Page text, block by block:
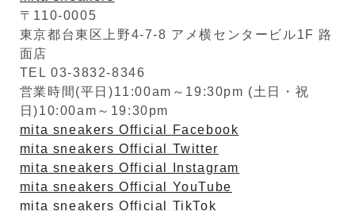
〒110-0005
東京都台東区上野4-7-8 アメ横センタービル1F 路
面店
TEL 03-3832-8346
営業時間(平日)11:00am～19:30pm (土日・祝
日)10:00am～19:30pm
mita sneakers Official Facebook
mita sneakers Official Twitter
mita sneakers Official Instagram
mita sneakers Official YouTube
mita sneakers Official TikTok